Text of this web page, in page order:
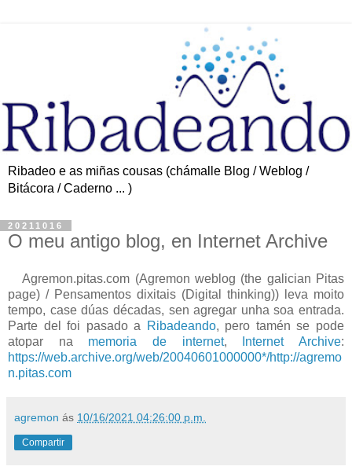
Ribadeo e as miñas cousas (chámalle Blog / Weblog /
Bitácora / Caderno ... )
20211016
O meu antigo blog, en Internet Archive
Agremon.pitas.com (Agremon weblog (the galician Pitas
page) / Pensamentos dixitais (Digital thinking)) leva moito
tempo, case dúas décadas, sen agregar unha soa entrada.
Parte del foi pasado a
Ribadeando, pero tamén se pode
atopar na memoria de internet, Internet Archive:
https://web.archive.org/web/20040601000000*/http://agremo
n.pitas.com
agremon ás 10/16/2021 04:26:00 p.m.
Compartir